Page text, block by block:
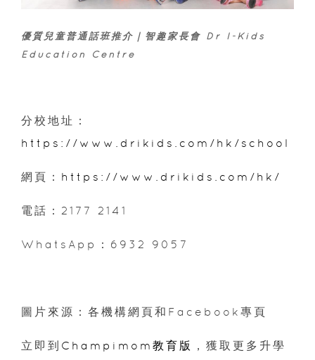
優質兒童普通話班推介｜智趣家長會 Dr I-Kids
Education Centre
分校地址：
https://www.drikids.com/hk/school
網頁： https://www.drikids.com/hk/
電話：2177 2141
WhatsApp：‪6932 9057‬
圖片來源：各機構網頁和Facebook專頁
立即到 Champimom教育版
，獲取更多升學